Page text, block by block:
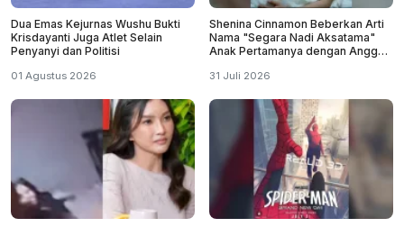
Dua Emas Kejurnas Wushu Bukti
Krisdayanti Juga Atlet Selain
Penyanyi dan Politisi
01 Agustus 2026
Shenina Cinnamon Beberkan Arti
Nama "Segara Nadi Aksatama"
Anak Pertamanya dengan Angga
31 Juli 2026